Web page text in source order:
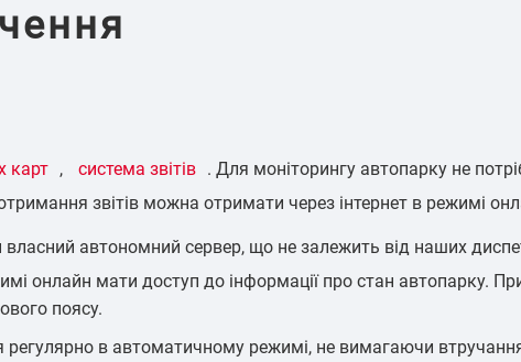
обороту палива
Моніторинг контейнерних
перевезень
карт , система звітів . Для моніторингу автопарку не
звітів можна отримати через інтернет в режимі
автономний сервер, що не залежить від наших
онлайн мати доступ до інформації про стан автопарку.
поясу.
в автоматичному режимі, не вимагаючи